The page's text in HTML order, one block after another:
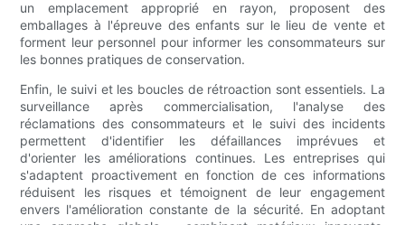
un emplacement approprié en rayon, proposent des
emballages à l'épreuve des enfants sur le lieu de vente et
forment leur personnel pour informer les consommateurs sur
les bonnes pratiques de conservation.
Enfin, le suivi et les boucles de rétroaction sont essentiels. La
surveillance après commercialisation, l'analyse des
réclamations des consommateurs et le suivi des incidents
permettent d'identifier les défaillances imprévues et
d'orienter les améliorations continues. Les entreprises qui
s'adaptent proactivement en fonction de ces informations
réduisent les risques et témoignent de leur engagement
envers l'amélioration constante de la sécurité. En adoptant